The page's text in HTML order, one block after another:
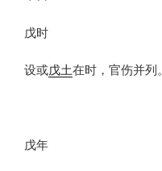
戊时
设或戊土在时，官伤并列。
戊年